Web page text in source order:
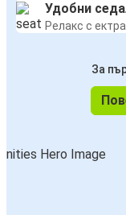
Удобни
Релакс с
За